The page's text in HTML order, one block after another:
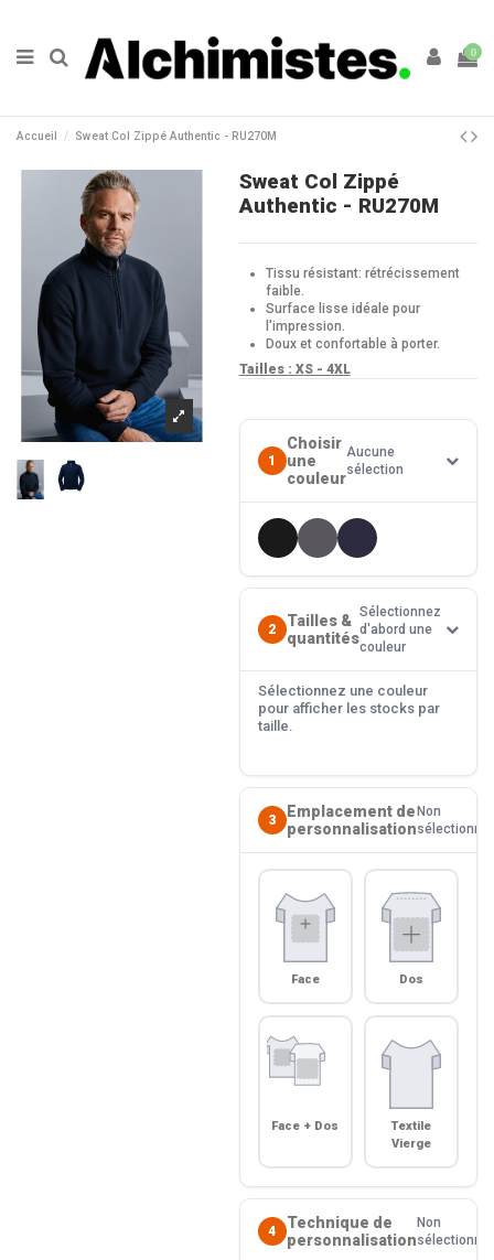
0
Accueil Sweat Col Zippé Authentic - RU270M
Sweat Col Zippé
Authentic - RU270M
Tissu résistant: rétrécissement
faible.
Surface lisse idéale pour
l'impression.
Doux et confortable à porter.
Tailles : XS - 4XL
1
Choisir
une
couleur
Aucune
sélection
2
Tailles &
quantités
Sélectionnez
d'abord une
couleur
Sélectionnez une couleur
pour afficher les stocks par
taille.
3
Emplacement de
personnalisation
Non
sélectionné
Face Dos
Face + Dos
Textile
Vierge
4
Technique de
personnalisation
Non
sélectionné